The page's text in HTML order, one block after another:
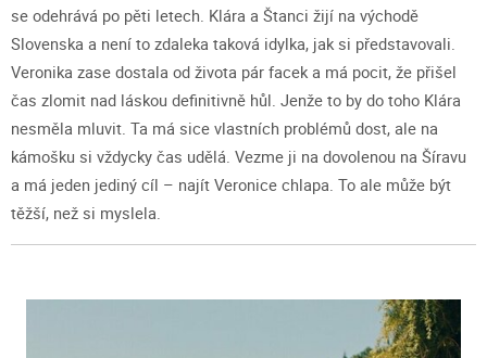
se odehrává po pěti letech. Klára a Štanci žijí na východě
Slovenska a není to zdaleka taková idylka, jak si představovali.
Veronika zase dostala od života pár facek a má pocit, že přišel
čas zlomit nad láskou definitivně hůl. Jenže to by do toho Klára
nesměla mluvit. Ta má sice vlastních problémů dost, ale na
kámošku si vždycky čas udělá. Vezme ji na dovolenou na Šíravu
a má jeden jediný cíl – najít Veronice chlapa. To ale může být
těžší, než si myslela.